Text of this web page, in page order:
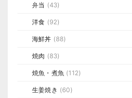
弁当 (43)
洋食 (92)
海鮮丼 (88)
焼肉 (83)
焼魚・煮魚 (112)
生姜焼き (60)